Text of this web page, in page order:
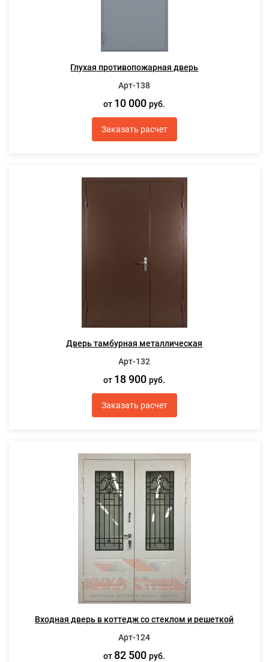
Глухая противопожарная дверь
Арт-138
от 10 000руб.
Заказать расчет
Дверь тамбурная металлическая
Арт-132
от 18 900руб.
Заказать расчет
Входная дверь в коттедж со стеклом и решеткой
Арт-124
от 82 500руб.